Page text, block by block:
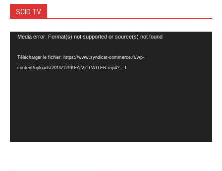
SCID TV
Lecteur
Media error: Format(s) not supported or source(s) not found
Télécharger le fichier: https://www.syndicat-commerce.fr/wp-
content/uploads/2019/12/IKEA-V2-TWITER.mp4?_=1